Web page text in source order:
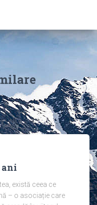
ani
există ceea ce
– o asociație care